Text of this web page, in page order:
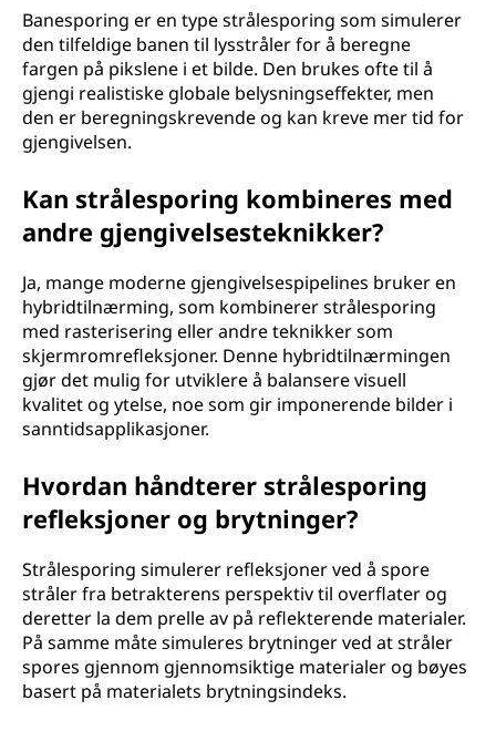
Banesporing er en type strålesporing som simulerer
den tilfeldige banen til lysstråler for å beregne
fargen på pikslene i et bilde. Den brukes ofte til å
gjengi realistiske globale belysningseffekter, men
den er beregningskrevende og kan kreve mer tid for
gjengivelsen.
Kan strålesporing kombineres med
andre gjengivelsesteknikker?
Ja, mange moderne gjengivelsespipelines bruker en
hybridtilnærming, som kombinerer strålesporing
med rasterisering eller andre teknikker som
skjermromrefleksjoner. Denne hybridtilnærmingen
gjør det mulig for utviklere å balansere visuell
kvalitet og ytelse, noe som gir imponerende bilder i
sanntidsapplikasjoner.
Hvordan håndterer strålesporing
refleksjoner og brytninger?
Strålesporing simulerer refleksjoner ved å spore
stråler fra betrakterens perspektiv til overflater og
deretter la dem prelle av på reflekterende materialer.
På samme måte simuleres brytninger ved at stråler
spores gjennom gjennomsiktige materialer og bøyes
basert på materialets brytningsindeks.